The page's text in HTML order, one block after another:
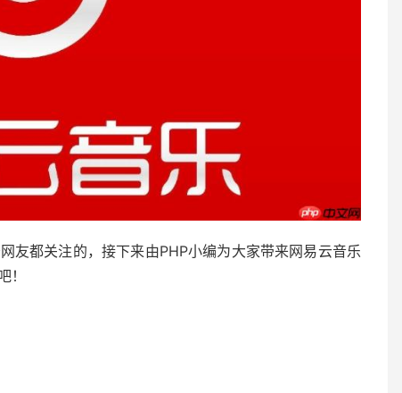
友都关注的，接下来由PHP小编为大家带来网易云音乐
！